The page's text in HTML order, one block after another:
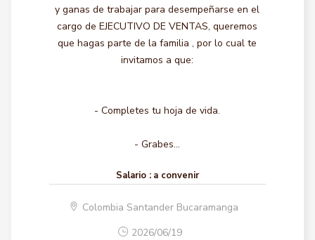
y ganas de trabajar para desempeñarse en el
cargo de EJECUTIVO DE VENTAS, queremos
que hagas parte de la familia , por lo cual te
invitamos a que:
- Completes tu hoja de vida.
- Grabes...
Salario : a convenir
Colombia Santander Bucaramanga
2026/06/19